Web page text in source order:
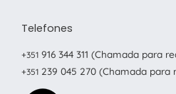
Telefones
+351 916 344 311 (Chamada para
+351 239 045 270 (Chamada para